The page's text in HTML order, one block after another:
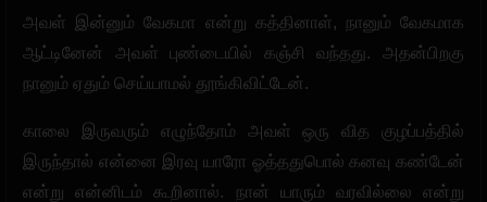
அவள் இன்னும் வேகமா என்று கத்தினாள், நானும் வேகமாக
ஆட்டினேன் அவள் புண்டையில் கஞ்சி வந்தது. அதன்பிறகு
நானும் ஏதும் செய்யாமல் தூங்கிவிட்டேன்.
காலை இருவரும் எழுந்தோம் அவள் ஒரு வித குழப்பத்தில்
இருந்தால் என்னை இரவு யாரோ ஓத்ததுபொல் கனவு கண்டேன்
என்று என்னிடம் கூறினால். நான் யாரும் வரவில்லை என்று